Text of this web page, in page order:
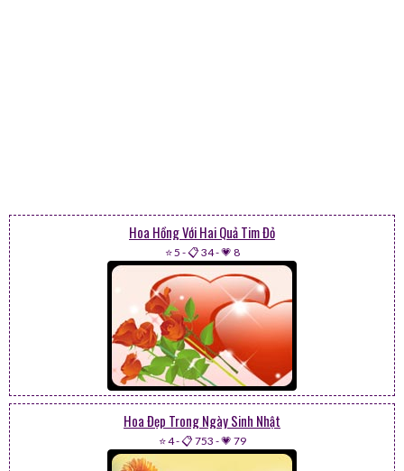
Hoa Hồng Với Hai Quả Tim Đỏ
⭐ 5 -📋 34-💗 8
Hoa Đẹp Trong Ngày Sinh Nhật
⭐ 4-📋 753 -💗 79